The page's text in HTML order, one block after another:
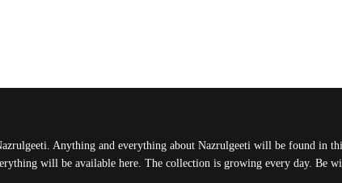
Anything and everything about Nazrulgeeti will be found in
will be available here. The collection is growing every day. Be